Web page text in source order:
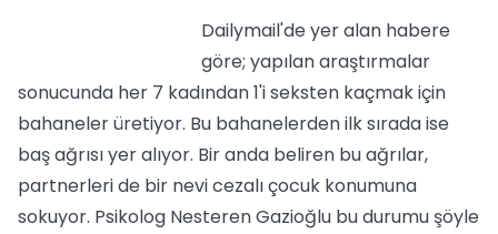
Dailymail'de yer alan habere
göre; yapılan araştırmalar
sonucunda her 7 kadından 1'i seksten kaçmak için
bahaneler üretiyor. Bu bahanelerden ilk sırada ise
baş ağrısı yer alıyor. Bir anda beliren bu ağrılar,
partnerleri de bir nevi cezalı çocuk konumuna
sokuyor. Psikolog Nesteren Gazioğlu bu durumu şöyle